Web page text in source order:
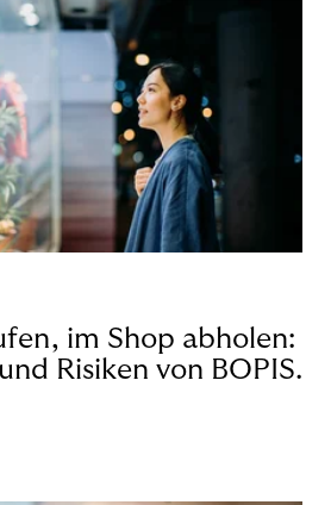
im Shop abholen:
Risiken von BOPIS.